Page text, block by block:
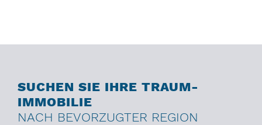
SUCHEN SIE IHRE TRAUM-
IMMOBILIE
NACH BEVORZUGTER REGION